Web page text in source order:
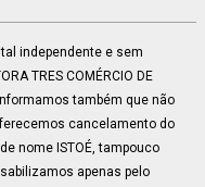
independente e sem
TRES COMÉRCIO DE
também que não
cancelamento do
nome ISTOÉ, tampouco
apenas pelo